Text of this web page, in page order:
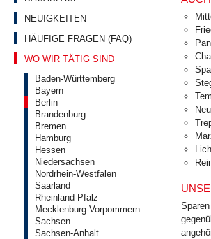
NEUIGKEITEN
HÄUFIGE FRAGEN (FAQ)
WO WIR TÄTIG SIND
Baden-Württemberg
Bayern
Berlin
Brandenburg
Bremen
Hamburg
Hessen
Niedersachsen
Nordrhein-Westfalen
Saarland
Rheinland-Pfalz
Mecklenburg-Vorpommern
Sachsen
Sachsen-Anhalt